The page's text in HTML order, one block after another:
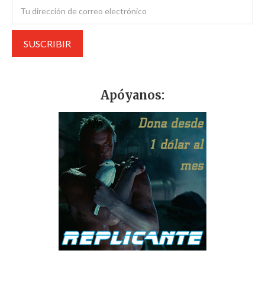
Apóyanos: